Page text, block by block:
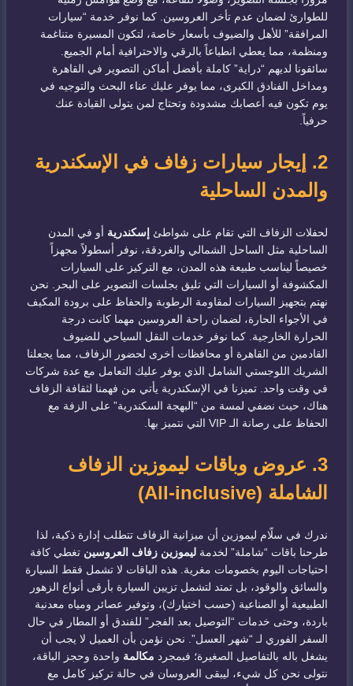
للطوارئ لضمان عدم تأخر العروسين. كما نوفر خدمة “سيارات
المرافقة” للأهل والضيوف بأسعار خاصة، لتكون المسيرة متناغمة
ومنظمة، مما يعطي انطباعاً بالرقي والاحترافية أمام الجميع.
سائقونا لديهم “دراية” كاملة بأفضل أماكن التصوير في القاهرة
ومداخل الفنادق الكبرى، مما يوفر عليك عناء البحث والتوجيه في
يوم تكون فيه أعصابك مشدودة وتحتاج لمن يتولى القيادة عنك
حرفياً.
2. إيجار سيارات زفاف في الإسكندرية
والمدن الساحلية
لحفلات الزفاف التي تقام على شواطئ إسكندرية أو في المدن
الساحلية مثل الساحل الشمالي والغردقة، نوفر أسطولاً مجهزاً
خصيصاً ليناسب طبيعة هذه المدن، مع التركيز على السيارات
المكشوفة أو السيارات التي تليق بجلسات التصوير على البحر. نحن
نهتم بتجهيز السيارات لمقاومة الرطوبة والحفاظ على برودة المكيف
في الأجواء الحارة، لضمان راحة العروسين مهما كانت درجة
الحرارة الخارجية. كما نوفر خدمات النقل السياحي للضيوف
القادمين من القاهرة أو محافظات أخرى لحضور الزفاف، مما يجعلنا
الشريك اللوجستي الشامل الذي يوفر عليك التعامل مع عدة شركات
في وقت واحد. تميزنا في الإسكندرية يأتي من فهمنا لثقافة الزفاف
هناك، حيث نضفي لمسة من “البهجة السكندرية” على الزفة مع
الحفاظ على رصانة الـ VIP التي نتميز بها.
3. عروض وباقات ليموزين الزفاف
الشاملة (All-inclusive)
ندرك في سلّام ليموزين أن ميزانية الزفاف تتطلب إدارة ذكية، لذا
طرحنا باقات “شاملة” لخدمة ليموزين زفاف العروسين تغطي كافة
احتياجات اليوم بخصومات مغرية. هذه الباقات لا تشمل فقط السيارة
والسائق والوقود، بل تمتد لتشمل تزيين السيارة بأرقى أنواع الزهور
الطبيعية أو الصناعية (حسب اختيارك)، وتوفير عصائر ومياه معدنية
باردة، وحتى خدمات “التوصيل بعد الفجر” للفندق أو المطار في حال
السفر الفوري لـ “شهر العسل”. نحن نؤمن بأن العميل لا يجب أن
يشغل باله بالتفاصيل الصغيرة؛ فبمجرد مكالمة واحدة وحجز الباقة،
نتولى نحن كل شيء، ليبقى العروسان في حالة تركيز كامل مع